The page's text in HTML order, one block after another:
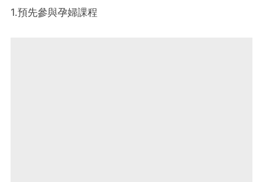
1.預先參與孕婦課程